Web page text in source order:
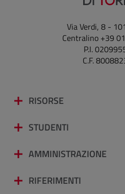
Via Verdi, 8 -
Centralino +39
P.I.
C.F.
RISORSE
STUDENTI
AMMINISTRAZIONE
RIFERIMENTI